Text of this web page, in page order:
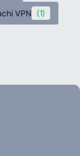
VPN (1)